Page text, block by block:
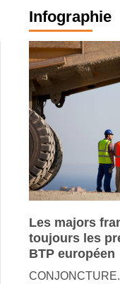
Infographie
Les majors
toujours les
BTP européen